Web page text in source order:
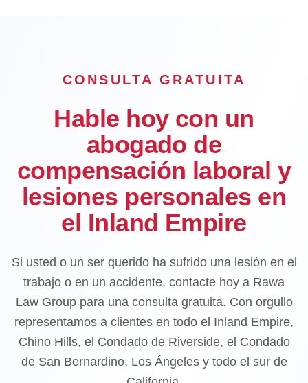
CONSULTA GRATUITA
Hable hoy con un
abogado de
compensación laboral y
lesiones personales en
el Inland Empire
Si usted o un ser querido ha sufrido una lesión en el
trabajo o en un accidente, contacte hoy a Rawa
Law Group para una consulta gratuita. Con orgullo
representamos a clientes en todo el Inland Empire,
Chino Hills, el Condado de Riverside, el Condado
de San Bernardino, Los Ángeles y todo el sur de